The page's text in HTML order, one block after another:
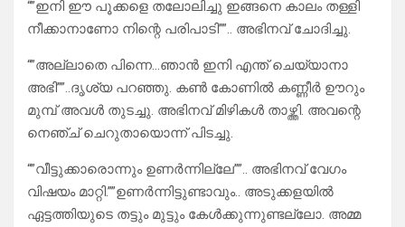
“”ഇനി ഈ പൂക്കളെ തലോലിച്ചു ഇങ്ങനെ കാലം തള്ളി
നീക്കാനാണോ നിന്റെ പരിപാടി””.. അഭിനവ് ചോദിച്ചു.
“”അല്ലാതെ പിന്നെ…ഞാൻ ഇനി എന്ത്‌ ചെയ്യാനാ
അഭി””..ദൃശ്യ പറഞ്ഞു. കൺ കോണിൽ കണ്ണീർ ഊറും
മുമ്പ് അവൾ തുടച്ചു. അഭിനവ് മിഴികൾ താഴ്ത്തി. അവന്റെ
നെഞ്ച് ചെറുതായൊന്ന് പിടച്ചു.
“”വീട്ടുക്കാരൊന്നും ഉണർന്നില്ലേ””.. അഭിനവ് വേഗം
വിഷയം മാറ്റി.””ഉണർന്നിട്ടുണ്ടാവും.. അടുക്കളയിൽ
ഏട്ടത്തിയുടെ തട്ടും മുട്ടും കേൾക്കുന്നുണ്ടല്ലോ. അമ്മ